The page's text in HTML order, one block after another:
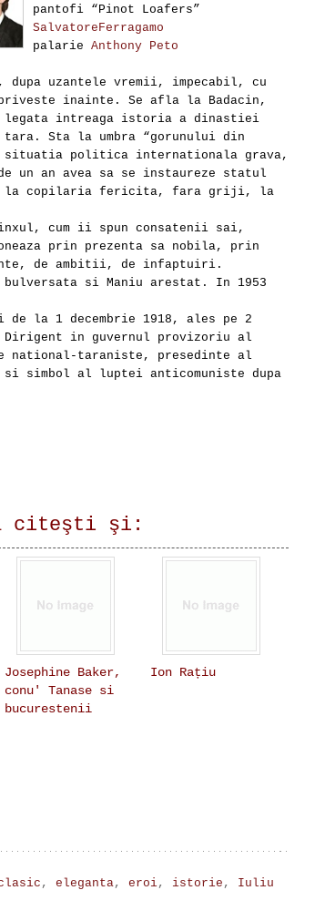
pantofi “Pinot Loafers”
SalvatoreFerragamo
palarie Anthony Peto
uzantele vremii, impecabil, cu
inainte. Se afla la Badacin,
legata intreaga istoria a dinastiei
Sta la umbra “gorunului din
situatia politica internationala grava,
un an avea sa se instaureze statul
la copilaria fericita, fara griji, la
cum ii spun consatenii sai,
prin prezenta sa nobila, prin
de ambitii, de infaptuiri.
si Maniu arestat. In 1953
la 1 decembrie 1918, ales pe 2
Dirigent in guvernul provizoriu al
national-taraniste, presedinte al
simbol al luptei anticomuniste dupa
citeşti şi:
Josephine Baker,
conu' Tanase si
bucurestenii
Ion Rațiu
, eleganta, eroi, istorie , Iuliu